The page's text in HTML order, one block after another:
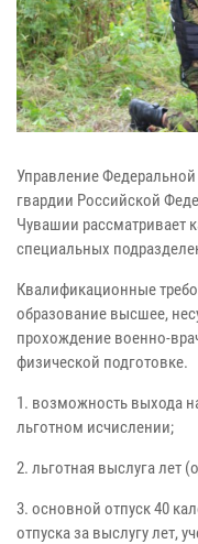
Управление
гвардии Российской
Чувашии рассматривает
специальных
Квалификационные
образование высшее,
прохождение военно-
физической подготовке.
1. возможность выхода
льготном исчислении;
2. льготная выслуга лет
3. основной отпуск 40
отпуска за выслугу лет,